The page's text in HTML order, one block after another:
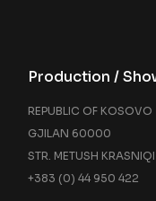
Production /
REPUBLIC OF KOSOVO
GJILAN 60000
STR. METUSH KRASNIQI
+383 (0) 44 950 422